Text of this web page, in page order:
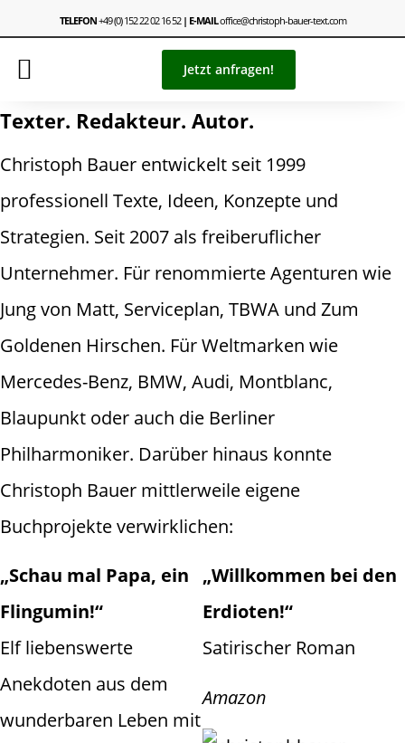
TELEFON+49 (0) 152 22 02 16 52| E-MAILoffice@christoph-bauer-text.com
Jetzt anfragen!
Texter. Redakteur. Autor.
Christoph Bauer entwickelt seit 1999
professionell Texte, Ideen, Konzepte und
Strategien. Seit 2007 als freiberuflicher
Unternehmer. Für renommierte Agenturen wie
Jung von Matt, Serviceplan, TBWA und Zum
Goldenen Hirschen. Für Weltmarken wie
Mercedes-Benz, BMW, Audi, Montblanc,
Blaupunkt oder auch die Berliner
Philharmoniker. Darüber hinaus konnte
Christoph Bauer mittlerweile eigene
Buchprojekte verwirklichen:
„Schau mal Papa, ein
Flingumin!“
Elf liebenswerte
Anekdoten aus dem
wunderbaren Leben mit
„Willkommen bei den
Erdioten!“
Satirischer Roman
Amazon